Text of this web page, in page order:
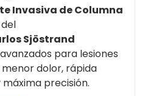
Invasiva de Columna
del
Sjöstrand
para lesiones
dolor, rápida
precisión.